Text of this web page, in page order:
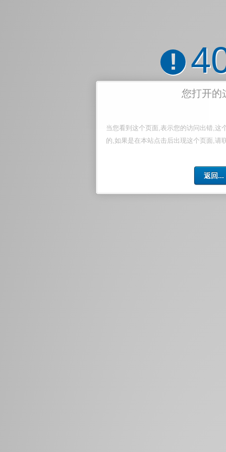
!
您打开的
当您看到这个页面,表示您的访问出错,这
的,如果是在本站点击后出现这个页面,请
返回...